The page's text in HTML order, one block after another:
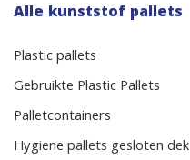
Alle kunststof pallets
Plastic pallets
Gebruikte Plastic Pallets
Palletcontainers
Hygiene pallets gesloten dek